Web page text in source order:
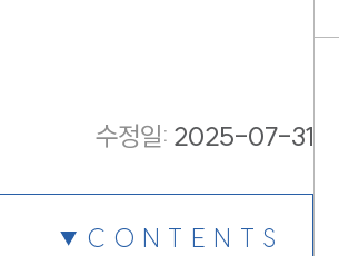
수정일: 2025-07-31
CONTENTS